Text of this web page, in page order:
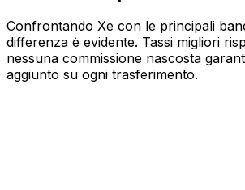
Confrontando Xe con le principali
differenza è evidente. Tassi migliori
nessuna commissione nascosta
aggiunto su ogni trasferimento.